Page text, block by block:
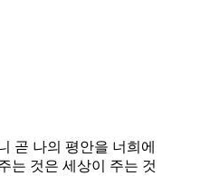
곧 나의 평안을 너희에
는 것은 세상이 주는 것